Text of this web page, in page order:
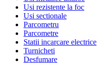
Usi rezistente la foc
Usi sectionale
Parcometru
Parcometre
Statii incarcare electrice
Turnicheti
Desfumare